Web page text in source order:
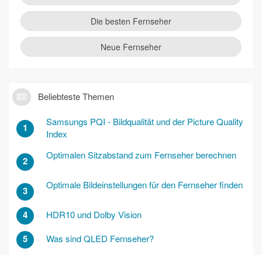
Die besten Fernseher
Neue Fernseher
Beliebteste Themen
1
Samsungs PQI - Bildqualität und der Picture Quality
Index
2 Optimalen Sitzabstand zum Fernseher berechnen
3 Optimale Bildeinstellungen für den Fernseher finden
4 HDR10 und Dolby Vision
5 Was sind QLED Fernseher?